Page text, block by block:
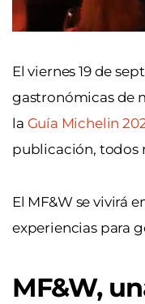
El viernes 19 de
gastronómicas de
la Guía Michelin
publicación, todos
El MF&W se vivirá
experiencias para
MF&W,